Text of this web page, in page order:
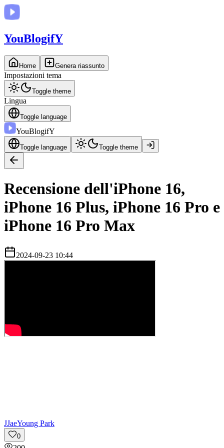
YouBlogifY
Home Genera riassunto
Impostazioni tema
Toggle theme
Lingua
Toggle language
YouBlogifY
Toggle language Toggle theme
Recensione dell'iPhone 16,
iPhone 16 Plus, iPhone 16 Pro e
iPhone 16 Pro Max
2024-09-23 10:44
JJaeYoung Park
0